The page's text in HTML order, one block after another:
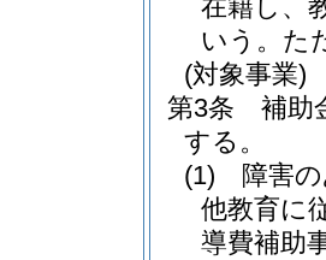
在籍し、
いう。 た
(対象事業)
第3条
補助
する。
(1)
障害
他教育に
導費補助